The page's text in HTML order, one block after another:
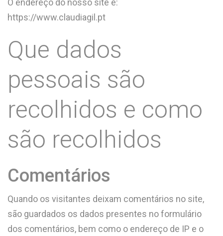
O endereço do nosso site é:
https://www.claudiagil.pt
Que dados
pessoais são
recolhidos e como
são recolhidos
Comentários
Quando os visitantes deixam comentários no site,
são guardados os dados presentes no formulário
dos comentários, bem como o endereço de IP e o